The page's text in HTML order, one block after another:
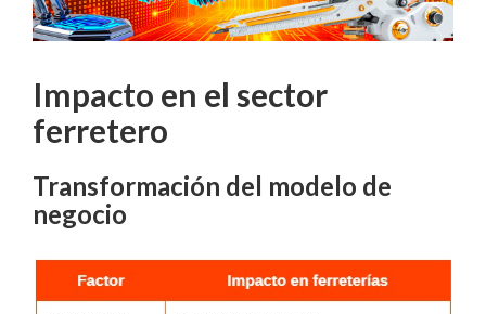
Impacto en el sector
ferretero
Transformación del modelo de
negocio